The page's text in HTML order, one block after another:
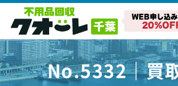
No.5332｜買